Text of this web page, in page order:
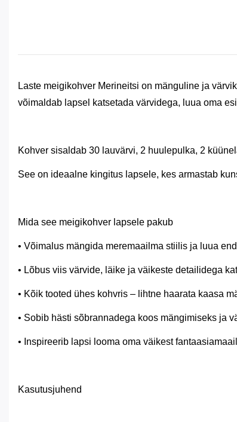
Laste meigikohver Merineitsi on mänguline ja
võimaldab lapsel katsetada värvidega, luua oma
Kohver sisaldab 30 lauvärvi, 2 huulepulka, 2
See on ideaalne kingitus lapsele, kes armastab
Mida see meigikohver lapsele pakub
• Võimalus mängida meremaailma stiilis ja luua
• Lõbus viis värvide, läike ja väikeste detailidega
• Kõik tooted ühes kohvris – lihtne haarata kaasa
• Sobib hästi sõbrannadega koos mängimiseks ja
• Inspireerib lapsi looma oma väikest
Kasutusjuhend